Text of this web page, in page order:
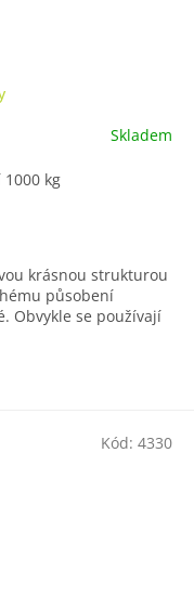
Skladem
kg
krásnou strukturou
působení
Obvykle se používají
Kód: 4330